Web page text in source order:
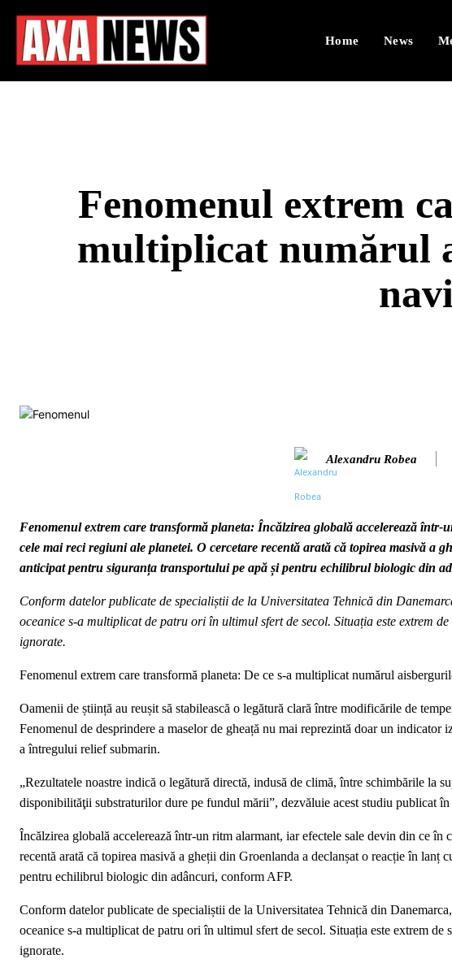
Home News
Fenomenul extrem
multiplicat numărul
Alexandru Robea
Fenomenul extrem care transformă planeta: Încălzirea globală accelerează
cele mai reci regiuni ale planetei. O cercetare recentă arată că topirea masivă a
anticipat pentru siguranța transportului pe apă și pentru echilibrul biologic din
Conform datelor publicate de specialiștii de la Universitatea Tehnică din
oceanice s-a multiplicat de patru ori în ultimul sfert de secol. Situația este extrem
ignorate.
Fenomenul extrem care transformă planeta: De ce s-a multiplicat numărul
Oamenii de știință au reușit să stabilească o legătură clară între modificările de
Fenomenul de desprindere a maselor de gheață nu mai reprezintă doar un
a întregului relief submarin.
„Rezultatele noastre indică o legătură directă, indusă de climă, între schimbările la
disponibilităţii substraturilor dure pe fundul mării”, dezvăluie acest studiu publicat
Încălzirea globală accelerează într-un ritm alarmant, iar efectele sale devin din ce
recentă arată că topirea masivă a gheții din Groenlanda a declanșat o reacție în lanț
pentru echilibrul biologic din adâncuri, conform AFP.
Conform datelor publicate de specialiștii de la Universitatea Tehnică din
oceanice s-a multiplicat de patru ori în ultimul sfert de secol. Situația este extrem
ignorate.